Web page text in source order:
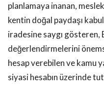
planlamaya inanan,
kentin doğal paydaşı
iradesine saygı gösteren,
değerlendirmelerini
hesap verebilen ve kamu
siyasi hesabın üzerinde